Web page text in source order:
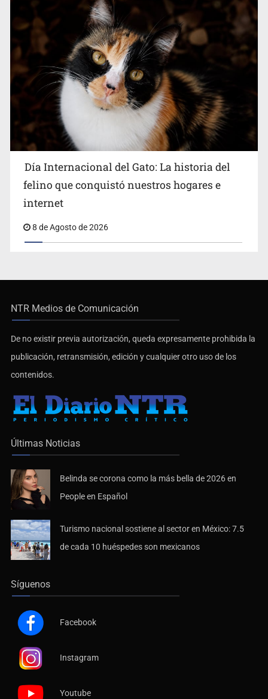
Día Internacional del Gato: La historia del
felino que conquistó nuestros hogares e
internet
8 de Agosto de 2026
NTR Medios de Comunicación
De no existir previa autorización, queda expresamente prohibida la
publicación, retransmisión, edición y cualquier otro uso de los
contenidos.
Últimas Noticias
Belinda se corona como la más bella de 2026 en
People en Español
Turismo nacional sostiene al sector en México: 7.5
de cada 10 huéspedes son mexicanos
Síguenos
Facebook
Instagram
Youtube